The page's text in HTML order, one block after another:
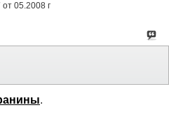
05.2008 г
.